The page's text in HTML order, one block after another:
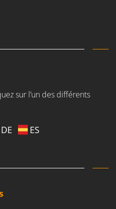
sur l’un des différents
DE ES